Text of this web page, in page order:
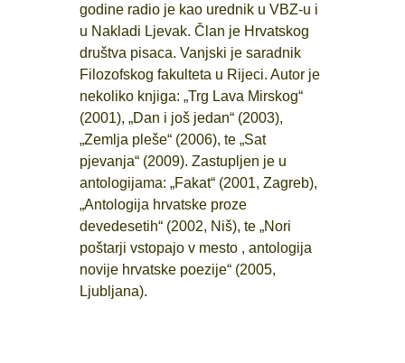
godine radio je kao urednik u VBZ-u i
u Nakladi Ljevak. Član je Hrvatskog
društva pisaca. Vanjski je saradnik
Filozofskog fakulteta u Rijeci. Autor je
nekoliko knjiga: „Trg Lava Mirskog“
(2001), „Dan i još jedan“ (2003),
„Zemlja pleše“ (2006), te „Sat
pjevanja“ (2009). Zastupljen je u
antologijama: „Fakat“ (2001, Zagreb),
„Antologija hrvatske proze
devedesetih“ (2002, Niš), te „Nori
poštarji vstopajo v mesto , antologija
novije hrvatske poezije“ (2005,
Ljubljana).